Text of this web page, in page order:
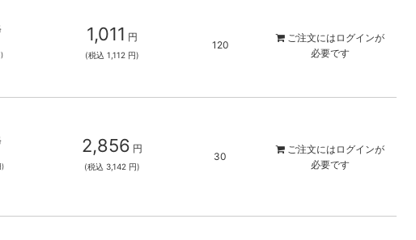
1,011 円
(税込 1,112 円)
120
ご注文には ログインが
必要です
)
2,856 円
(税込 3,142 円)
30
ご注文には ログインが
必要です